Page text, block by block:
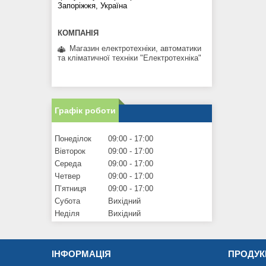
Запоріжжя, Україна
Магазин електротехніки, автоматики
та кліматичної техніки "Електротехніка"
Графік роботи
Понеділок 09:00
17:00
Вівторок
09:00
17:00
Середа
09:00
17:00
Четвер
09:00
17:00
Пʼятниця
09:00
17:00
Субота
Вихідний
Неділя
Вихідний
ІНФОРМАЦІЯ